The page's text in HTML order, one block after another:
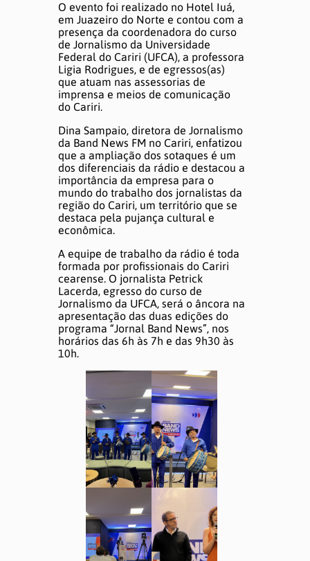
O evento foi realizado no Hotel Iuá,
em Juazeiro do Norte e contou com a
presença da coordenadora do curso
de Jornalismo da Universidade
Federal do Cariri (UFCA), a professora
Ligia Rodrigues, e de egressos(as)
que atuam nas assessorias de
imprensa e meios de comunicação
do Cariri.
Dina Sampaio, diretora de Jornalismo
da Band News FM no Cariri, enfatizou
que a ampliação dos sotaques é um
dos diferenciais da rádio e destacou a
importância da empresa para o
mundo do trabalho dos jornalistas da
região do Cariri, um território que se
destaca pela pujança cultural e
econômica.
A equipe de trabalho da rádio é toda
formada por profissionais do Cariri
cearense. O jornalista Petrick
Lacerda, egresso do curso de
Jornalismo da UFCA, será o âncora na
apresentação das duas edições do
programa “Jornal Band News”, nos
horários das 6h às 7h e das 9h30 às
10h.